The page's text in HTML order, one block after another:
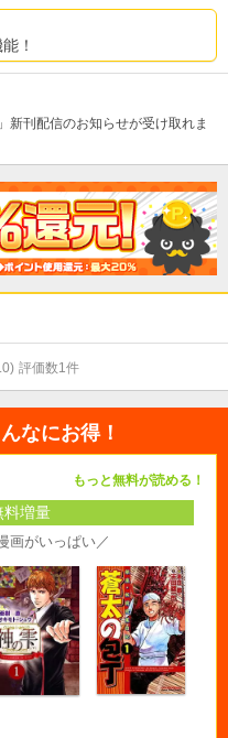
！
新刊配信のお知らせが受け取れま
) 評価数1件
なにお得！
もっと無料が読める！
料増量
画がいっぱい／